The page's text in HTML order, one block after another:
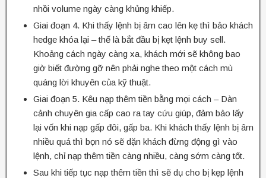
nhồi volume ngày càng khủng khiếp.
Giai đoạn 4. Khi thấy lệnh bị âm cao lên kẹ thì bảo khách
hedge khóa lại – thế là bắt đầu bị kẹt lệnh buy sell.
Khoảng cách ngày càng xa, khách mới sẽ không bao
giờ biết đường gỡ nên phải nghe theo một cách mù
quáng lời khuyên của kỹ thuật.
Giai đoạn 5. Kêu nạp thêm tiền bằng mọi cách – Dàn
cảnh chuyên gia cấp cao ra tay cứu giúp, đảm bảo lấy
lại vốn khi nạp gấp đôi, gấp ba. Khi khách thấy lệnh bị âm
nhiều quá thì bọn nó sẽ dặn khách đừng động gì vào
lệnh, chỉ nạp thêm tiền càng nhiều, càng sớm càng tốt.
Sau khi tiếp tục nạp thêm tiền thì sẽ dụ cho bị kẹp lệnh